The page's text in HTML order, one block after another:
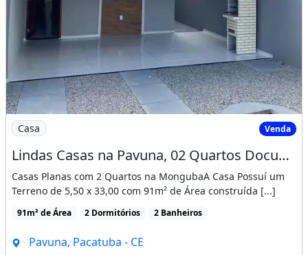
Imagem: Lindas Casas na Pavuna, 02 Quartos
Casa Venda
Lindas Casas na Pavuna, 02 Quartos Documentação Gratis! Cód. Vp0N3E
Casas Planas com 2 Quartos na MongubaA Casa Possuí um
Terreno de 5,50 x 33,00 com 91m² de Área construída [...]
91m² de Área 2 Dormitórios 2 Banheiros
Pavuna, Pacatuba - CE